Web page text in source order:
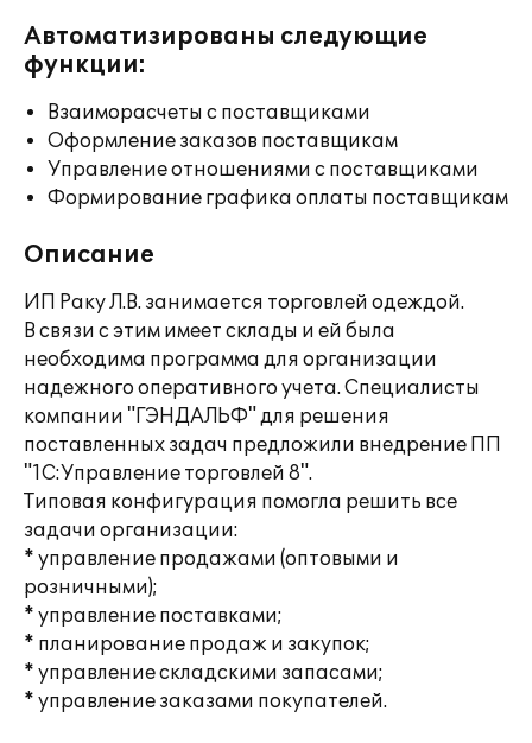
Автоматизированы следующие
функции:
Взаиморасчеты с поставщиками
Оформление заказов поставщикам
Управление отношениями с поставщиками
Формирование графика оплаты поставщикам
Описание
ИП Раку Л.В. занимается торговлей одеждой.
В связи с этим имеет склады и ей была
необходима программа для организации
надежного оперативного учета. Специалисты
компании "ГЭНДАЛЬФ" для решения
поставленных задач предложили внедрение ПП
"1С:Управление торговлей 8".
Типовая конфигурация помогла решить все
задачи организации:
* управление продажами (оптовыми и
розничными);
* управление поставками;
* планирование продаж и закупок;
* управление складскими запасами;
* управление заказами покупателей.